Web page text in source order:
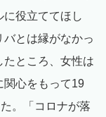
役立ててほし
とは縁がなかっ
たところ、女性は
関心をもって19
。「コロナが落